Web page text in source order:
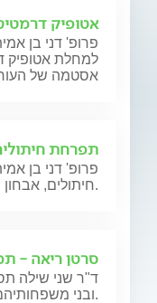
אטופיק
פרופ' דני בן
למחלת אטופיק
אסטמה של
תפרחת
פרופ' דני בן
חיתולים, אבחון וטיפול.
סרטן ריאה -
ד"ר שני שילה
ובני משפחותיהם.